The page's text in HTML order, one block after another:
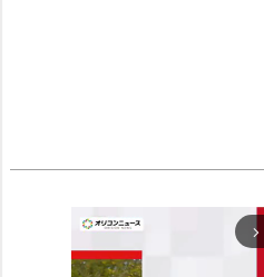
arrow_forward_ios